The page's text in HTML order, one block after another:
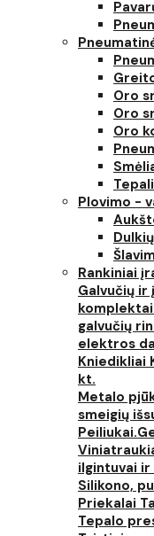
Oro
Oro
Oro
Plovimo -
Rankiniai
Galvučių
komplektai
galvučių
elektros
Kniedikliai
kt.
Metalo
smeigių
ilgintuvai ir
Silikono,
Priekalai
Tepalo